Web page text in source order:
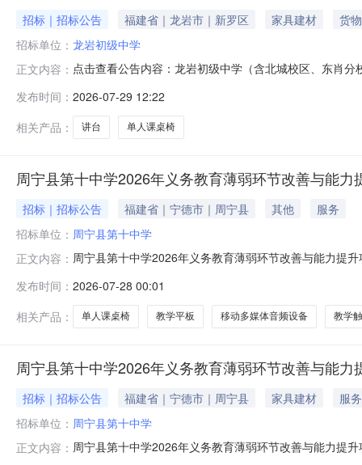
招标｜招标公告 福建省｜龙岩市｜新罗区 家具建材
货物
招标单位： 龙岩初级中学
正文内容： 点击查看公告内容：龙岩初级中学（含北城校区、东肖
发布时间： 2026-07-29 12:22
相关产品：
讲台 单人课桌椅
周宁县第十中学2026年义务教育薄弱环节改善与能力
招标｜招标公告 福建省｜宁德市｜周宁县 其他
服务
招标单位： 周宁县第十中学
正文内容： 周宁县第十中学2026年义务教育薄弱环节改善与能力提
人组织于周宁县第十中学进行实地勘查。勘查现场联系
发布时间： 2026-07-28 00:01
相关产品：
单人课桌椅 教学平板 移动多媒体音频设备 教学
周宁县第十中学2026年义务教育薄弱环节改善与能力
招标｜招标公告 福建省｜宁德市｜周宁县 家具建材
服务
招标单位： 周宁县第十中学
正文内容： 周宁县第十中学2026年义务教育薄弱环节改善与能力提